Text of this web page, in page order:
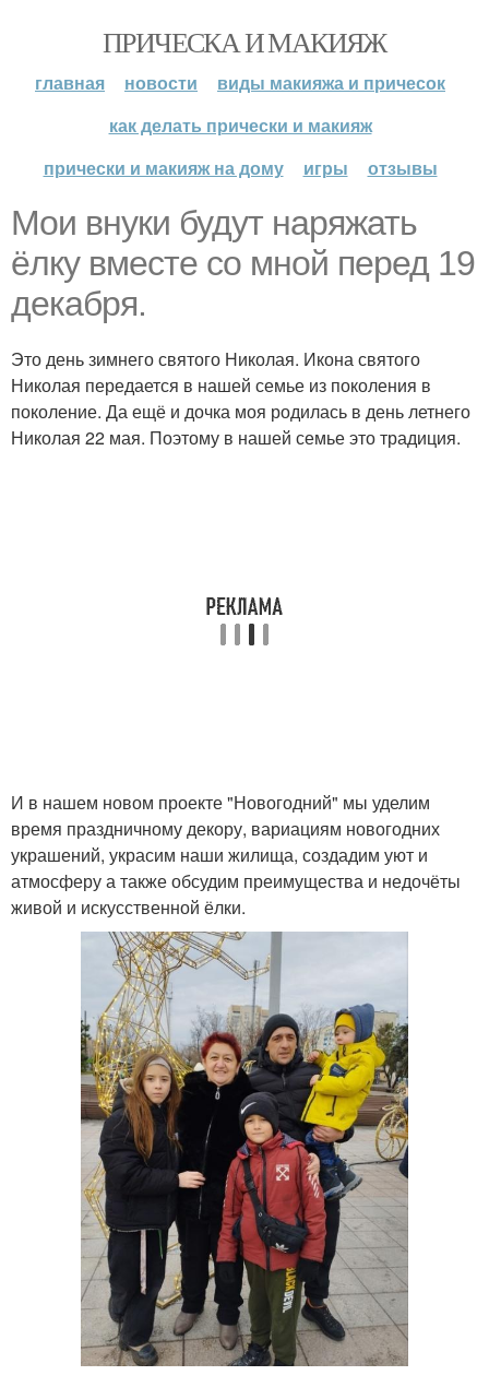
ПРИЧЕСКА И МАКИЯЖ
главная новости
виды макияжа и причесок
как делать прически и макияж
прически и макияж на дому
игры отзывы
Мои внуки будут наряжать
ёлку вместе со мной перед 19
декабря.
Это день зимнего святого Николая. Икона святого
Николая передается в нашей семье из поколения в
поколение. Да ещё и дочка моя родилась в день летнего
Николая 22 мая. Поэтому в нашей семье это традиция.
И в нашем новом проекте "Новогодний" мы уделим
время праздничному декору, вариациям новогодних
украшений, украсим наши жилища, создадим уют и
атмосферу а также обсудим преимущества и недочёты
живой и искусственной ёлки.